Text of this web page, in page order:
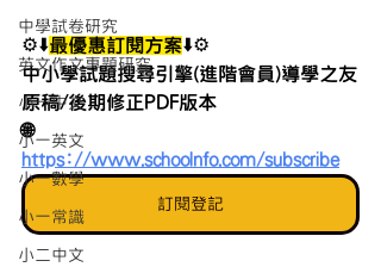
中學試卷研究
英文作文專題研究
小一中文
小一英文
小一數學
小一常識
小二中文
⚙️⬇️最優惠訂閱方案⬇️⚙️
中小學試題搜尋引擎(進階會員)導學之友
原稿/後期修正PDF版本
🌐
https://www.schoolnfo.com/subscribe
訂閱登記